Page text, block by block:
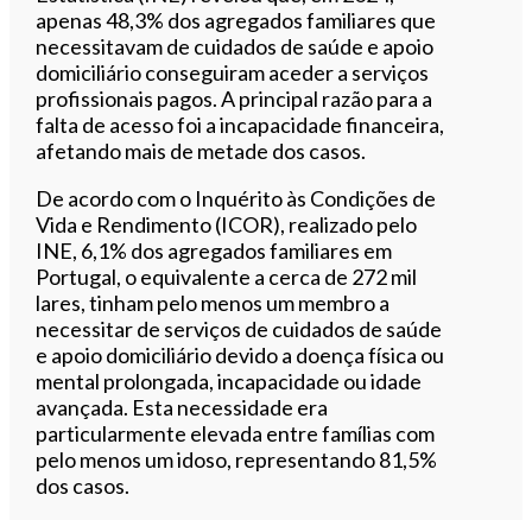
apenas 48,3% dos agregados familiares que
necessitavam de cuidados de saúde e apoio
domiciliário conseguiram aceder a serviços
profissionais pagos. A principal razão para a
falta de acesso foi a incapacidade financeira,
afetando mais de metade dos casos.
De acordo com o Inquérito às Condições de
Vida e Rendimento (ICOR), realizado pelo
INE, 6,1% dos agregados familiares em
Portugal, o equivalente a cerca de 272 mil
lares, tinham pelo menos um membro a
necessitar de serviços de cuidados de saúde
e apoio domiciliário devido a doença física ou
mental prolongada, incapacidade ou idade
avançada. Esta necessidade era
particularmente elevada entre famílias com
pelo menos um idoso, representando 81,5%
dos casos.